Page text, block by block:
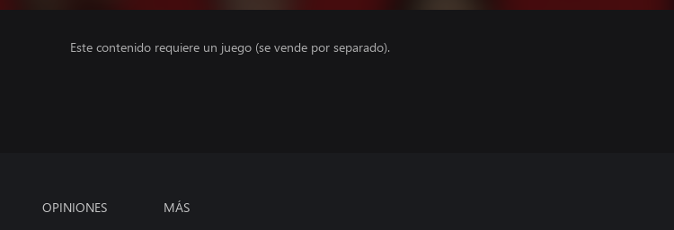
Este contenido requiere un juego (se vende por separado).
OPINIONES MÁS